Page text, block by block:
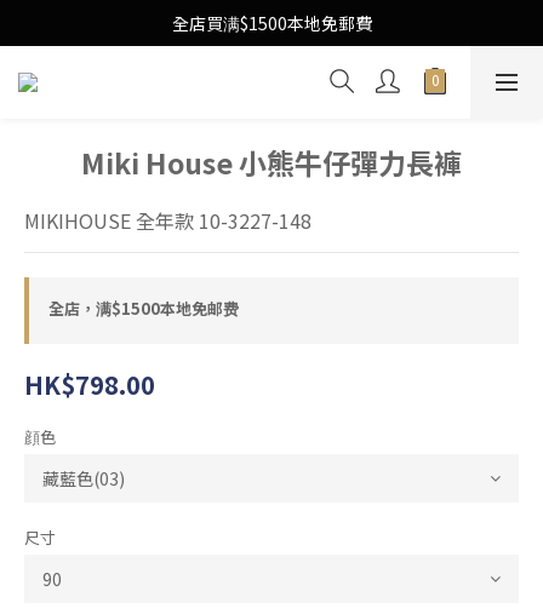
Free Local Shipping Upon $1500 purchase
全店買满$1500本地免郵費
Free Local Shipping Upon $1500 purchase
Miki House 小熊牛仔彈力長褲
MIKIHOUSE 全年款 10-3227-148
全店，满$1500本地免邮费
HK$798.00
顔色
尺寸